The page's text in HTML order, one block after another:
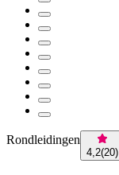
Rondleidingen
4,2(20)